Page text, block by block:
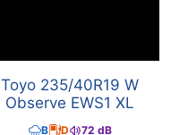
Toyo 235/40R19 W
Observe EWS1 XL
B D 72 dB